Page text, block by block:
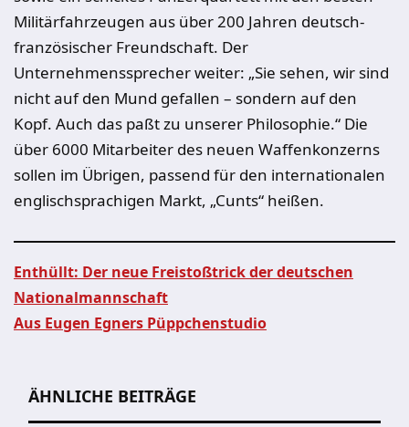
Militärfahrzeugen aus über 200 Jahren deutsch-
französischer Freundschaft. Der
Unternehmenssprecher weiter: „Sie sehen, wir sind
nicht auf den Mund gefallen – sondern auf den
Kopf. Auch das paßt zu unserer Philosophie.“ Die
über 6000 Mitarbeiter des neuen Waffenkonzerns
sollen im Übrigen, passend für den internationalen
englischsprachigen Markt, „Cunts“ heißen.
Beitragsnavigation
Enthüllt: Der neue Freistoßtrick der deutschen
Nationalmannschaft
Aus Eugen Egners Püppchenstudio
ÄHNLICHE BEITRÄGE